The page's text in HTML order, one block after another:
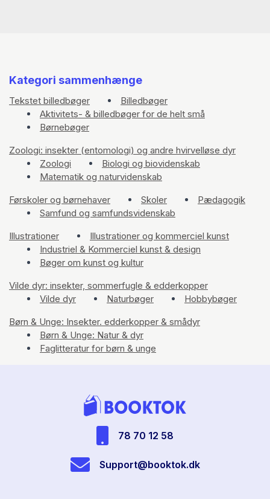
Kategori sammenhænge
Tekstet billedbøger
Billedbøger
Aktivitets- & billedbøger for de helt små
Børnebøger
Zoologi: insekter (entomologi) og andre hvirvelløse dyr
Zoologi
Biologi og biovidenskab
Matematik og naturvidenskab
Førskoler og børnehaver
Skoler
Pædagogik
Samfund og samfundsvidenskab
Illustrationer
Illustrationer og kommerciel kunst
Industriel & Kommerciel kunst & design
Bøger om kunst og kultur
Vilde dyr: insekter, sommerfugle & edderkopper
Vilde dyr
Naturbøger
Hobbybøger
Børn & Unge: Insekter. edderkopper & smådyr
Børn & Unge: Natur & dyr
Faglitteratur for børn & unge
78 70 12 58
Support@booktok.dk